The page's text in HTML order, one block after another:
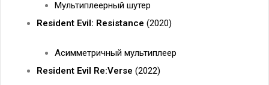
Мультиплеерный шутер
Resident Evil: Resistance (2020)
Асимметричный мультиплеер
Resident Evil Re:Verse (2022)